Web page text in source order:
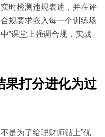
时检测违规表述，并在评
规要求嵌入每一个训练场
”课堂上强调合规，实战
果打分进化为过
是为了给理财师贴上”优